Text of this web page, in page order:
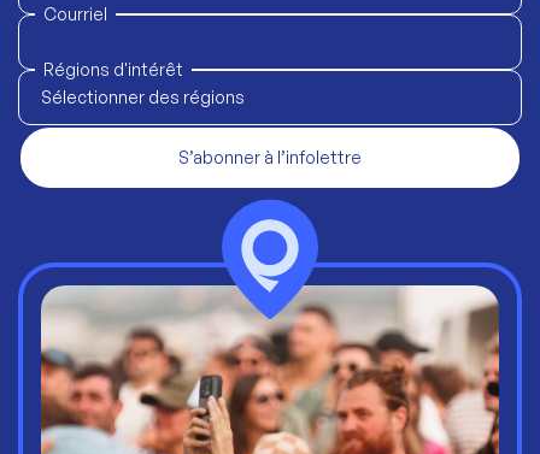
Courriel
Régions d'intérêt
Sélectionner des régions
S’abonner à l’infolettre